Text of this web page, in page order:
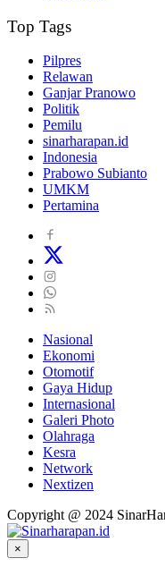
Top Tags
Pilpres
Relawan
Ganjar Pranowo
Politik
Pemilu
sinarharapan.id
Indonesia
Prabowo Subianto
UMKM
Pertamina
Nasional
Ekonomi
Otomotif
Gaya Hidup
Internasional
Galeri Photo
Olahraga
Kesra
Network
Nextizen
Copyright @ 2024
×